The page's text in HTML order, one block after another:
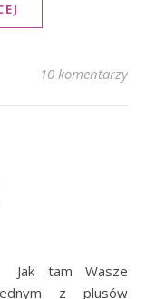
10 komentarzy
z plusów